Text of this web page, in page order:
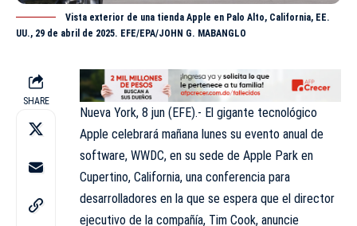
Vista exterior de una tienda Apple en Palo Alto, California, EE.
UU., 29 de abril de 2025. EFE/EPA/JOHN G. MABANGLO
SHARE
Nueva York, 8 jun (EFE).- El gigante tecnológico
Apple celebrará mañana lunes su evento anual de
software, WWDC, en su sede de Apple Park en
Cupertino, California, una conferencia para
desarrolladores en la que se espera que el director
ejecutivo de la compañía, Tim Cook, anuncie